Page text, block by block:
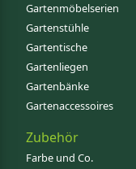
Gartenmöbelserien
Gartenstühle
Gartentische
Gartenliegen
Gartenbänke
Gartenaccessoires
Zubehör
Farbe und Co.